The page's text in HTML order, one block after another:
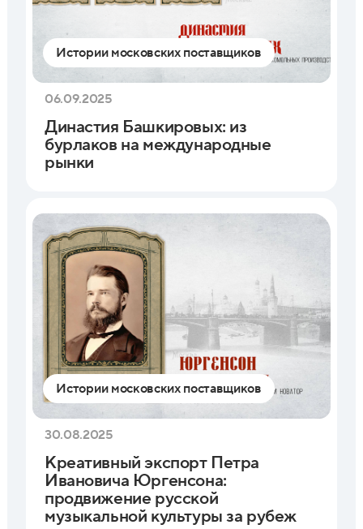
Истории московских поставщиков
06.09.2025
Династия Башкировых: из
бурлаков на международные
рынки
Истории московских поставщиков
30.08.2025
Креативный экспорт Петра
Ивановича Юргенсона:
продвижение русской
музыкальной культуры за рубеж